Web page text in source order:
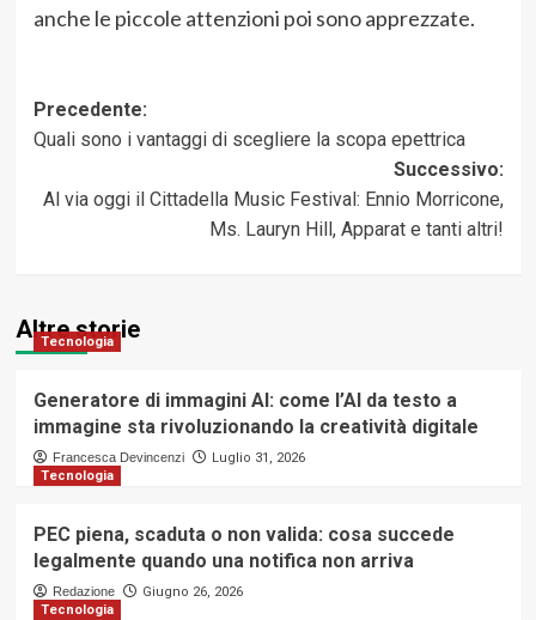
anche le piccole attenzioni poi sono apprezzate.
Navigazione
articolo
Precedente:
Quali sono i vantaggi di scegliere la scopa epettrica
Successivo:
Al via oggi il Cittadella Music Festival: Ennio Morricone,
Ms. Lauryn Hill, Apparat e tanti altri!
Altre storie
Tecnologia
Generatore di immagini AI: come l’AI da testo a
immagine sta rivoluzionando la creatività digitale
Francesca Devincenzi
Luglio 31, 2026
Tecnologia
PEC piena, scaduta o non valida: cosa succede
legalmente quando una notifica non arriva
Redazione
Giugno 26, 2026
Tecnologia